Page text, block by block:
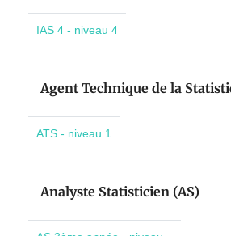
IAS 4 - niveau 4
Agent Technique de la
ATS - niveau 1
Analyste Statisticien (AS)